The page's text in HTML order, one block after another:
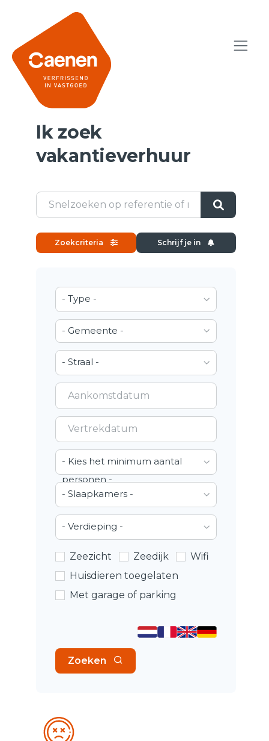
Ik zoek
vakantieverhuur
Zoekcriteria Schrijf je in
- Type -
- Gemeente -
- Straal -
- Kies het minimum aantal
personen -
- Slaapkamers -
- Verdieping -
Zeezicht Zeedijk
Wifi
Huisdieren toegelaten
Met garage of parking
Zoeken